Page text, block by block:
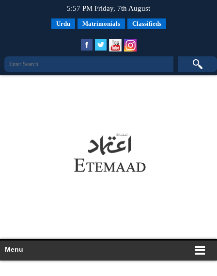
5:57 PM Friday, 7th August
Urdu Matrimonials Classifieds
Menu